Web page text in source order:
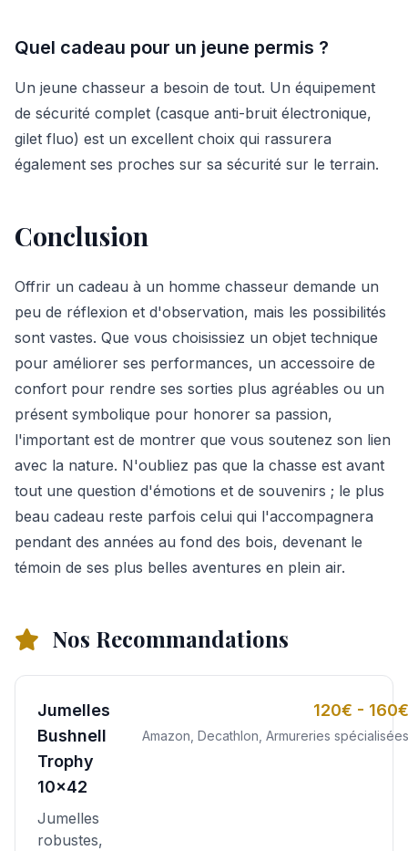
Quel cadeau pour un jeune permis ?
Un jeune chasseur a besoin de tout. Un équipement
de sécurité complet (casque anti-bruit électronique,
gilet fluo) est un excellent choix qui rassurera
également ses proches sur sa sécurité sur le terrain.
Conclusion
Offrir un cadeau à un homme chasseur demande un
peu de réflexion et d'observation, mais les possibilités
sont vastes. Que vous choisissiez un objet technique
pour améliorer ses performances, un accessoire de
confort pour rendre ses sorties plus agréables ou un
présent symbolique pour honorer sa passion,
l'important est de montrer que vous soutenez son lien
avec la nature. N'oubliez pas que la chasse est avant
tout une question d'émotions et de souvenirs ; le plus
beau cadeau reste parfois celui qui l'accompagnera
pendant des années au fond des bois, devenant le
témoin de ses plus belles aventures en plein air.
Nos Recommandations
Jumelles
Bushnell
Trophy
10x42
Jumelles
robustes,
120€ - 160€
Amazon, Decathlon, Armureries spécialisées